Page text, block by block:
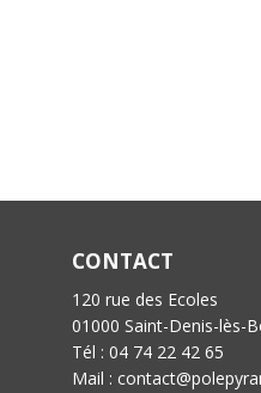
CONTACT
120 rue des Ecoles
01000 Saint-Denis-lès-
Tél : 04 74 22 42 65
Mail :